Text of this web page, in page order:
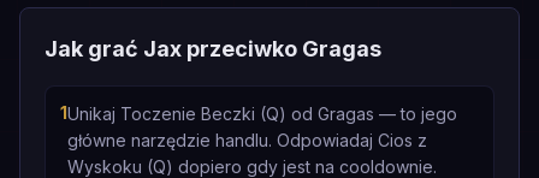
Jak grać Jax przeciwko Gragas
1Unikaj Toczenie Beczki (Q) od Gragas — to jego
główne narzędzie handlu. Odpowiadaj Cios z
Wyskoku (Q) dopiero gdy jest na cooldownie.